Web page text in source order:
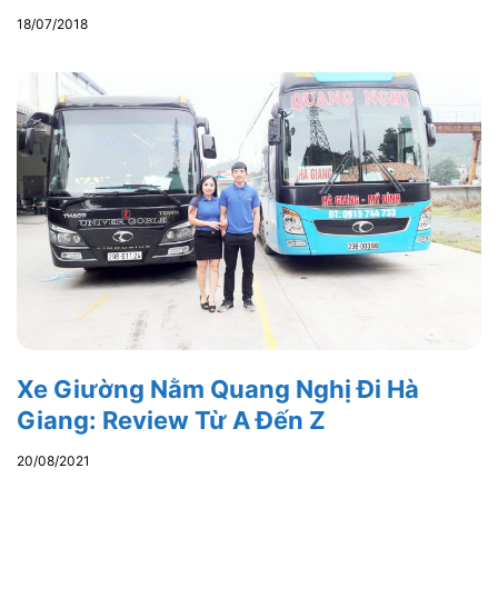
18/07/2018
Xe Giường Nằm Quang Nghị Đi Hà
Giang: Review Từ A Đến Z
20/08/2021